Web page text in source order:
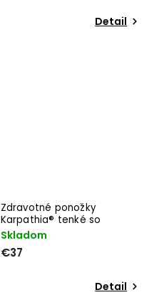
Detail
Zdravotné ponožky
Karpathia® tenké so
striebrom 10 párov
Skladom
€37
Detail